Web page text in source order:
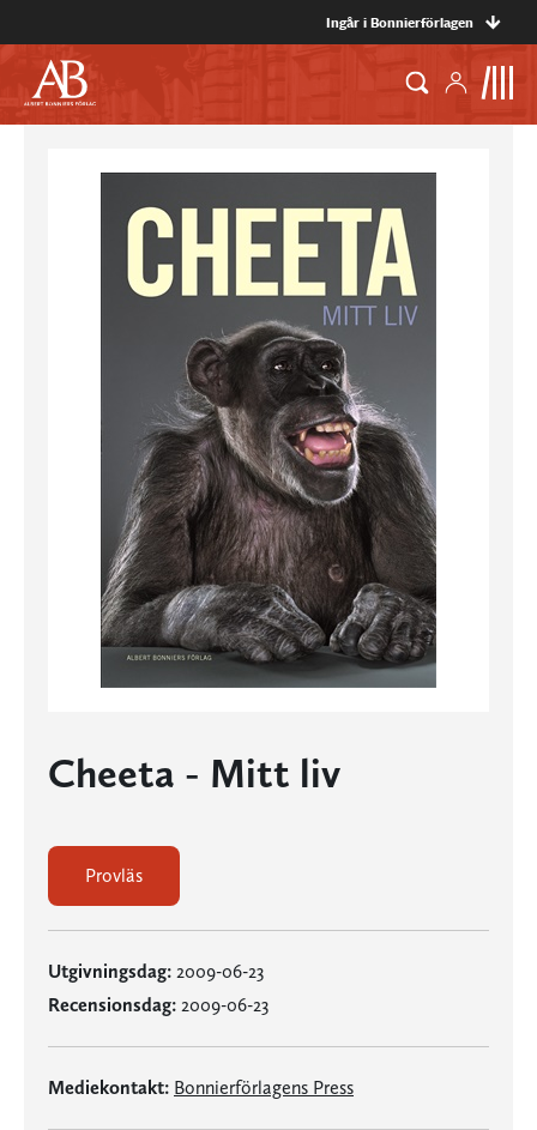
Ingår i Bonnierförlagen
Cheeta - Mitt liv
Provläs
Utgivningsdag: 2009-06-23
Recensionsdag: 2009-06-23
Mediekontakt: Bonnierförlagens Press